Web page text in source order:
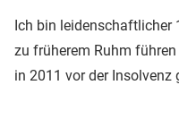
Ich bin leidenschaftlicher
zu früherem Ruhm
in 2011 vor der Insolvenz